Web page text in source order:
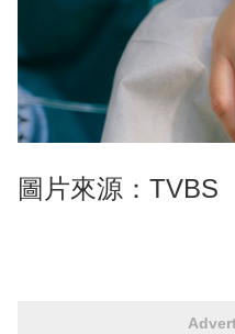
圖片來源：TVBS